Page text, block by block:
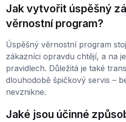
Jak vytvořit úspěšný
věrnostní program?
Úspěšný věrnostní program
zákazníci opravdu chtějí, a na
pravidlech. Důležitá je také
dlouhodobě špičkový servis –
nevznikne.
Jaké jsou účinné